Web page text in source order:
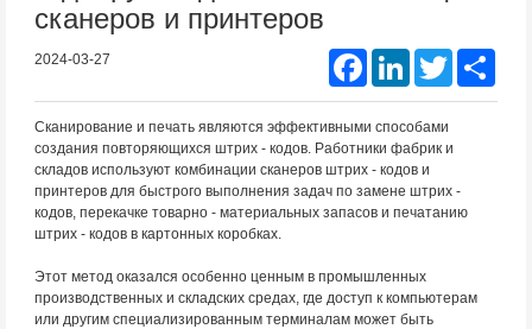
сканеров и принтеров
2024-03-27 FacebookLinkedIn Twitter
Сканирование и печать являются эффективными способами
создания повторяющихся штрих - кодов. Работники фабрик и
складов используют комбинации сканеров штрих - кодов и
принтеров для быстрого выполнения задач по замене штрих -
кодов, перекачке товарно - материальных запасов и печатанию
штрих - кодов в картонных коробках.
Этот метод оказался особенно ценным в промышленных
производственных и складских средах, где доступ к компьютерам
или другим специализированным терминалам может быть